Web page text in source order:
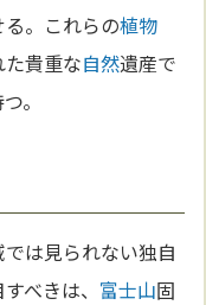
。これらの植物
貴重な自然遺産で
。
は見られない独自
べきは、 富士山固